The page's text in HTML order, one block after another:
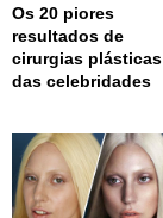
Os 20 piores
resultados de
cirurgias plásticas
das celebridades